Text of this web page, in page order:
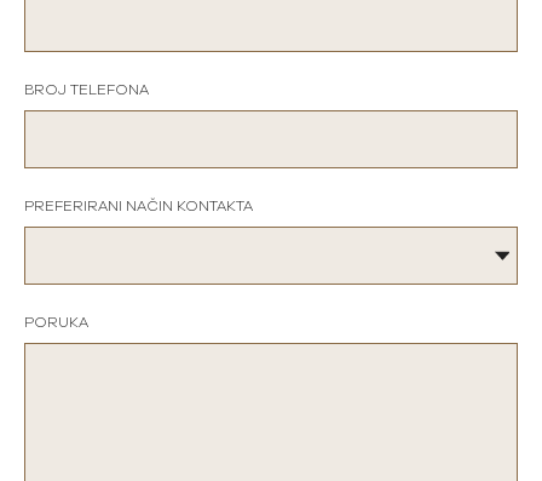
BROJ TELEFONA
PREFERIRANI NAČIN KONTAKTA
PORUKA